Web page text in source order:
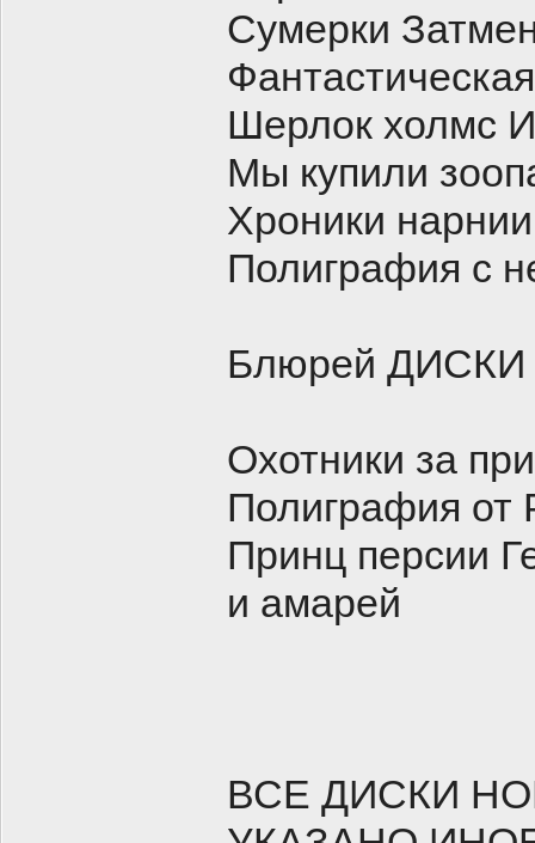
Сумерки
Шерлок холмс
Мы купили
Хроники
Полиграфия с
Блюрей
Охотники за
Полиграфия от
Принц персии
и амарей
ВСЕ ДИСКИ